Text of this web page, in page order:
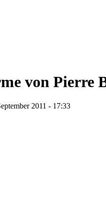
von Pierre
2011 - 17:33